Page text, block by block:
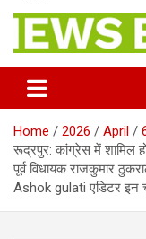
Dev
Home 2026 April
रूद्रपुर: कांग्रेस में शामिल
पूर्व विधायक राजकुमार
Ashok gulati एडिटर इन